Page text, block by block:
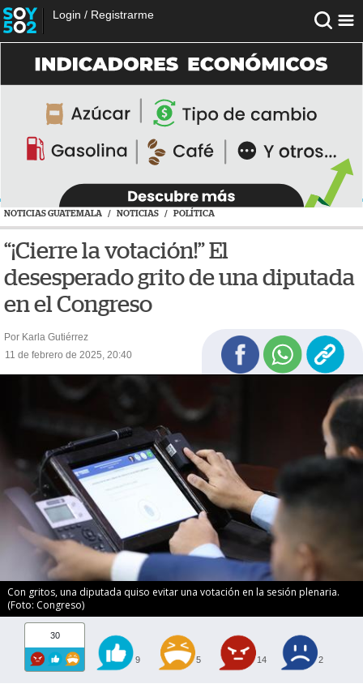
Login / Registrarme
NOTICIAS GUATEMALA / NOTICIAS / POLÍTICA
“¡Cierre la votación!” El
desesperado grito de una diputada
en el Congreso
Por Karla Gutiérrez
11 de febrero de 2025, 20:40
Con gritos, una diputada quiso evitar una votación en la sesión plenaria.
(Foto: Congreso)
30
9 5 14 2